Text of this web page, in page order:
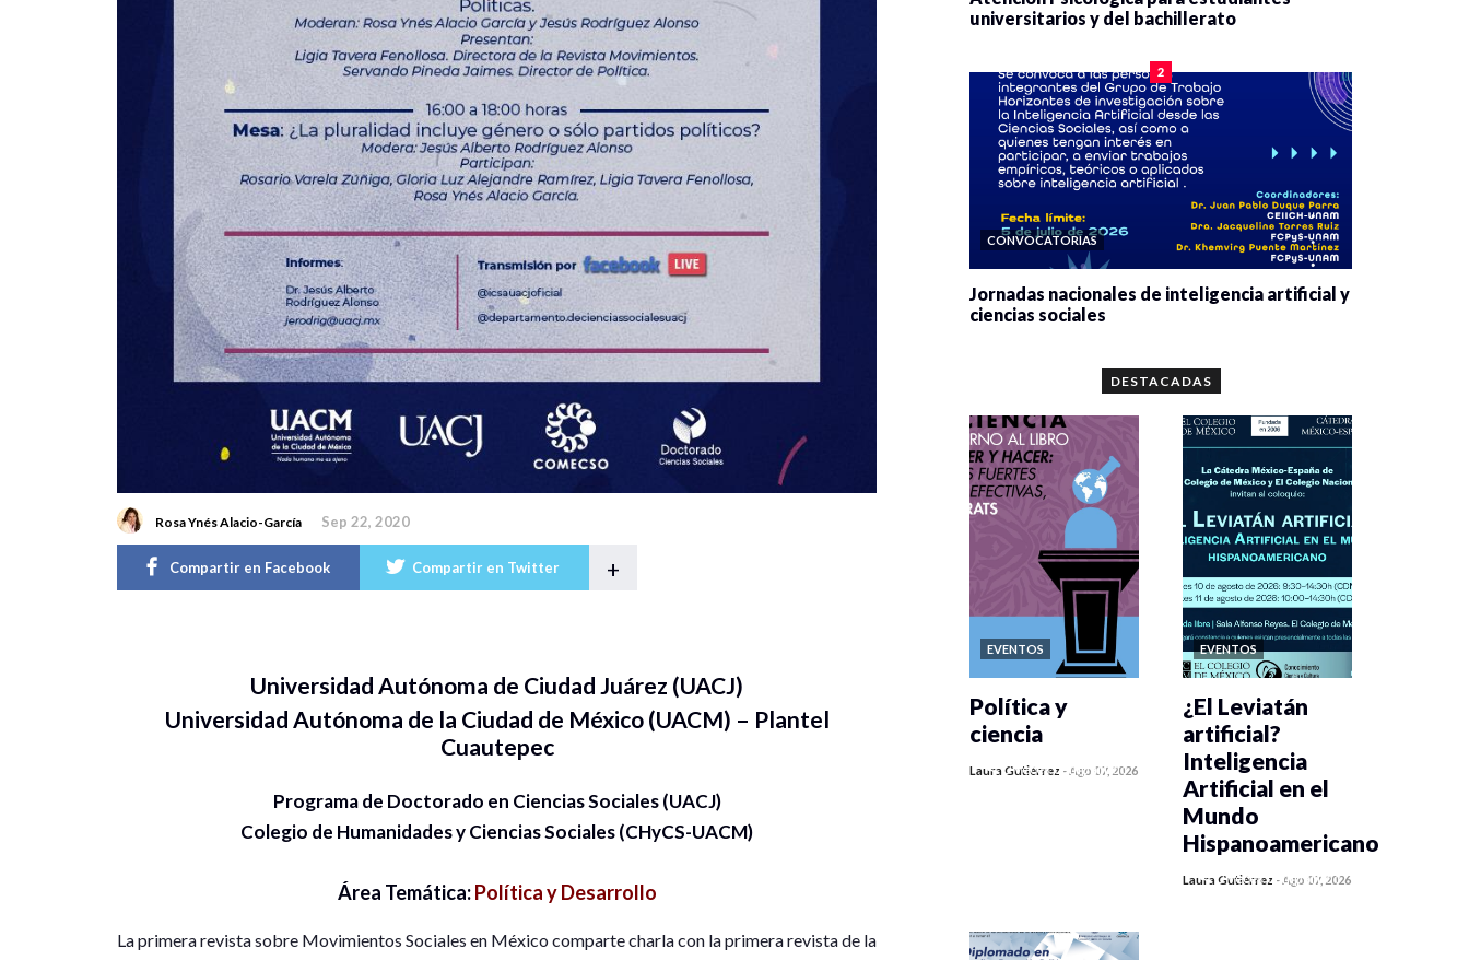
Rosa Ynés Alacio-García Sep 22, 2020
Compartir en Facebook Compartir en Twitter +
Universidad Autónoma de Ciudad Juárez (UACJ)
Universidad Autónoma de la Ciudad de México (UACM) – Plantel
Cuautepec
Programa de Doctorado en Ciencias Sociales (UACJ)
Colegio de Humanidades y Ciencias Sociales (CHyCS-UACM)
Área Temática:Política y Desarrollo
La primera revista sobre Movimientos Sociales en México comparte charla con la primera revista de la
universitarios y del bachillerato
2
CONVOCATORIAS
Jornadas nacionales de inteligencia artificial y
ciencias sociales
DESTACADAS
EVENTOS
0 veces compartido
Política y
ciencia
Laura Gutiérrez -Ago 07, 2026
EVENTOS
0 veces compartido
¿El Leviatán
artificial?
Inteligencia
Artificial en el
Mundo
Hispanoamericano
Laura Gutiérrez -Ago 07, 2026